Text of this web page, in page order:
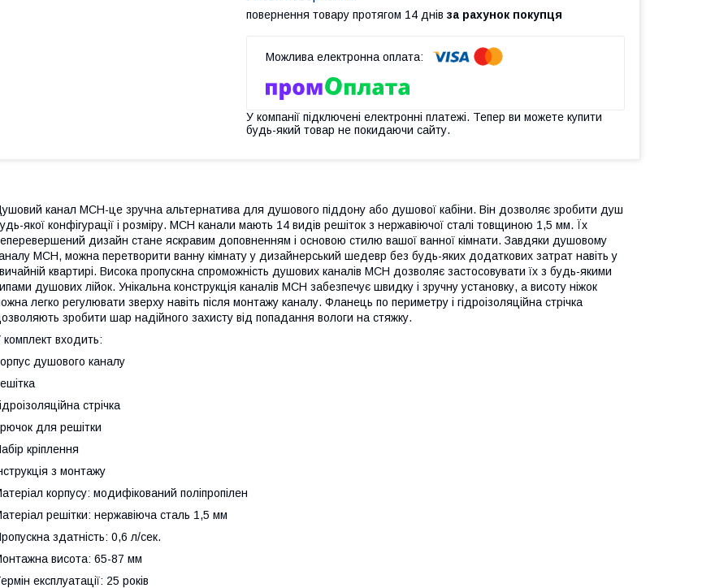
повернення товару протягом 14 днів за рахунок покупця
У компанії підключені електронні платежі. Тепер ви можете купити
будь-який товар не покидаючи сайту.
канал МСН-це зручна альтернатива для душового піддону або душової кабіни. Він дозволяє зробити душ
якої конфігурації і розміру. MСН канали мають 14 видів решіток з нержавіючої сталі товщиною 1,5 мм. Їх
дизайн стане яскравим доповненням і основою стилю вашої ванної кімнати. Завдяки душовому
МСН, можна перетворити ванну кімнату у дизайнерський шедевр без будь-яких додаткових затрат навіть у
квартирі. Висока пропускна спроможність душових каналів МСН дозволяє застосовувати їх з будь-якими
душових лійок. Унікальна конструкція каналів МСН забезпечує швидку і зручну установку, а висоту ніжок
легко регулювати зверху навіть після монтажу каналу. Фланець по периметру і гідроізоляційна стрічка
зробити шар надійного захисту від попадання вологи на стяжку.
комплект входить:
душового каналу
стрічка
для решітки
кріплення
з монтажу
корпусу: модифікований поліпропілен
решітки: нержавіюча сталь 1,5 мм
здатність: 0,6 л/сек.
висота: 65-87 мм
експлуатації: 25 років